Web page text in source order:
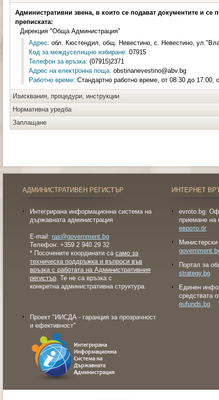
Административни звена, в които се подават документите и се
преписката:
Дирекция "Обща Администрация"
Адрес: обл. Кюстендил, общ. Невестино, с. Невестино,
Код за междуселищно избиране: 07915
Телефон за връзка: (07915)2371
Адрес на електронна поща: obstinanevestino@abv.bg
Работно време: Стандартно работно време, от 08:30 до 17:00,
Изисквания, процедури, инструкции
Нормативна уредба
Заплащане
АДМИНИСТРАТИВЕН РЕГИСТЪР
Интегрирана информационна система на
държавната администрация
E-mail: ras@government.bg
Телефон: +359 2 940 29 32
* Посочените координати са само за
техническа поддръжка и въпроси във
връзка с работата на Административния
регистър. Те не са връзка с
конкретна административна структура.
Проект "ИИСДА - гаранция за прозрачност
и ефективност"
ИНТЕРНЕТ
evroto.bg:
приемане на
еврото.бг
Портал за
strategy.bg
Eдинен
средствата
eufunds.bg